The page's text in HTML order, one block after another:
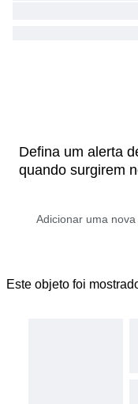
Defina um alerta
quando surgirem
Este objeto foi